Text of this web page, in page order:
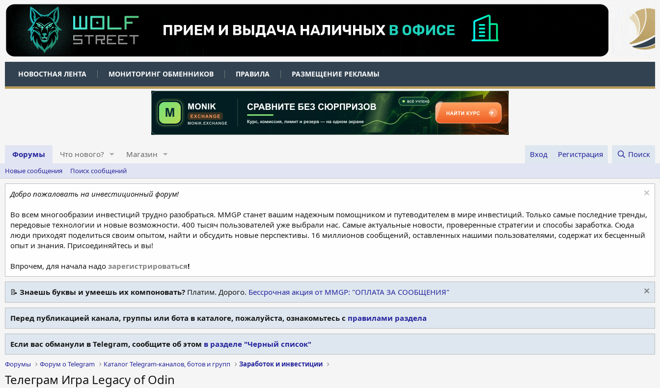
НОВОСТНАЯ ЛЕНТА МОНИТОРИНГ ОБМЕННИКОВ ПРАВИЛА РАЗМЕЩЕНИЕ РЕКЛАМЫ
Форумы Что нового? Магазин Вход Регистрация Поиск
Новые сообщения Поиск сообщений
Добро пожаловать на инвестиционный форум!
Во всем многообразии инвестиций трудно разобраться. MMGP станет вашим надежным помощником и путеводителем в мире инвестиций. Только самые последние тренды,
передовые технологии и новые возможности. 400 тысяч пользователей уже выбрали нас. Самые актуальные новости, проверенные стратегии и способы заработка. Сюда
люди приходят поделиться своим опытом, найти и обсудить новые перспективы. 16 миллионов сообщений, оставленных нашими пользователями, содержат их бесценный
опыт и знания. Присоединяйтесь и вы!
Впрочем, для начала надо зарегистрироваться!
📝 Знаешь буквы и умеешь их компоновать? Платим. Дорого. Бессрочная акция от MMGP: "ОПЛАТА ЗА СООБЩЕНИЯ"
Перед публикацией канала, группы или бота в каталоге, пожалуйста, ознакомьтесь с правилами раздела
Если вас обманули в Telegram, сообщите об этом в разделе "Черный список"
Форумы Форум о Telegram Каталог Telegram-каналов, ботов и групп Заработок и инвестиции
Телеграм Игра Legacy of Odin